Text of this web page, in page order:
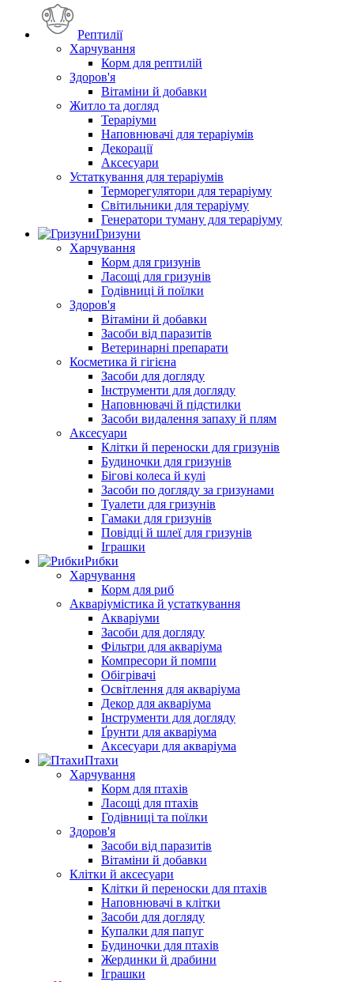
Рептилії
Харчування
Корм для рептилій
Здоров'я
Вітаміни й добавки
Житло та догляд
Тераріуми
Наповнювачі для тераріумів
Декорації
Аксесуари
Устаткування для тераріумів
Терморегулятори для тераріуму
Світильники для тераріуму
Генератори туману для тераріуму
Гризуни
Харчування
Корм для гризунів
Ласощі для гризунів
Годівниці й поїлки
Здоров'я
Вітаміни й добавки
Засоби від паразитів
Ветеринарні препарати
Косметика й гігієна
Засоби для догляду
Інструменти для догляду
Наповнювачі й підстилки
Засоби видалення запаху й плям
Аксесуари
Клітки й переноски для гризунів
Будиночки для гризунів
Бігові колеса й кулі
Засоби по догляду за гризунами
Туалети для гризунів
Гамаки для гризунів
Повідці й шлеї для гризунів
Іграшки
Рибки
Харчування
Корм для риб
Акваріумістика й устаткування
Акваріуми
Засоби для догляду
Фільтри для акваріума
Компресори й помпи
Обігрівачі
Освітлення для акваріума
Декор для акваріума
Інструменти для догляду
Ґрунти для акваріума
Аксесуари для акваріума
Птахи
Харчування
Корм для птахів
Ласощі для птахів
Годівниці та поїлки
Здоров'я
Засоби від паразитів
Вітаміни й добавки
Клітки й аксесуари
Клітки й переноски для птахів
Наповнювачі в клітки
Засоби для догляду
Купалки для папуг
Будиночки для птахів
Жердинки й драбини
Іграшки